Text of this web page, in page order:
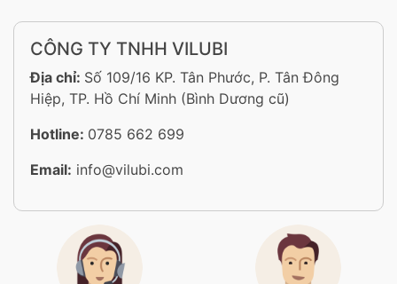
CÔNG TY TNHH VILUBI
Địa chỉ: Số 109/16 KP. Tân Phước, P. Tân Đông
Hiệp, TP. Hồ Chí Minh (Bình Dương cũ)
Hotline: 0785 662 699
Email: info@vilubi.com